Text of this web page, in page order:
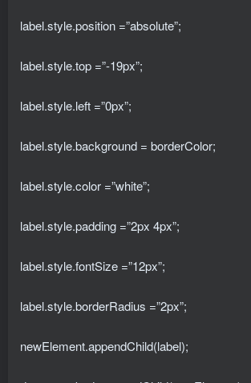
label.style.position =”absolute”;
label.style.top =”-19px”;
label.style.left =”0px”;
label.style.background = borderColor;
label.style.color =”white”;
label.style.padding =”2px 4px”;
label.style.fontSize =”12px”;
label.style.borderRadius =”2px”;
newElement.appendChild(label);